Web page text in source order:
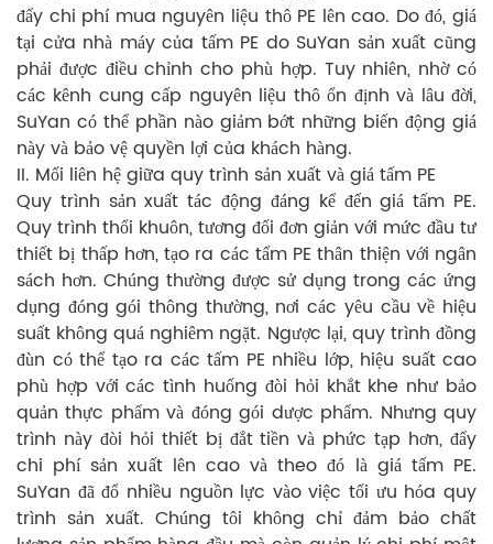
đẩy chi phí mua nguyên liệu thô PE lên cao. Do đó, giá
tại cửa nhà máy của tấm PE do SuYan sản xuất cũng
phải được điều chỉnh cho phù hợp. Tuy nhiên, nhờ có
các kênh cung cấp nguyên liệu thô ổn định và lâu đời,
SuYan có thể phần nào giảm bớt những biến động giá
này và bảo vệ quyền lợi của khách hàng.
II. Mối liên hệ giữa quy trình sản xuất và giá tấm PE
Quy trình sản xuất tác động đáng kể đến giá tấm PE.
Quy trình thổi khuôn, tương đối đơn giản với mức đầu tư
thiết bị thấp hơn, tạo ra các tấm PE thân thiện với ngân
sách hơn. Chúng thường được sử dụng trong các ứng
dụng đóng gói thông thường, nơi các yêu cầu về hiệu
suất không quá nghiêm ngặt. Ngược lại, quy trình đồng
đùn có thể tạo ra các tấm PE nhiều lớp, hiệu suất cao
phù hợp với các tình huống đòi hỏi khắt khe như bảo
quản thực phẩm và đóng gói dược phẩm. Nhưng quy
trình này đòi hỏi thiết bị đắt tiền và phức tạp hơn, đẩy
chi phí sản xuất lên cao và theo đó là giá tấm PE.
SuYan đã đổ nhiều nguồn lực vào việc tối ưu hóa quy
trình sản xuất. Chúng tôi không chỉ đảm bảo chất